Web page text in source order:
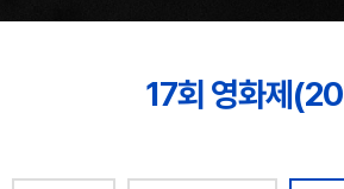
17회 영화제